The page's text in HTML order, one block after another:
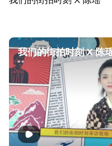
我们的街拍时刻 X 陈